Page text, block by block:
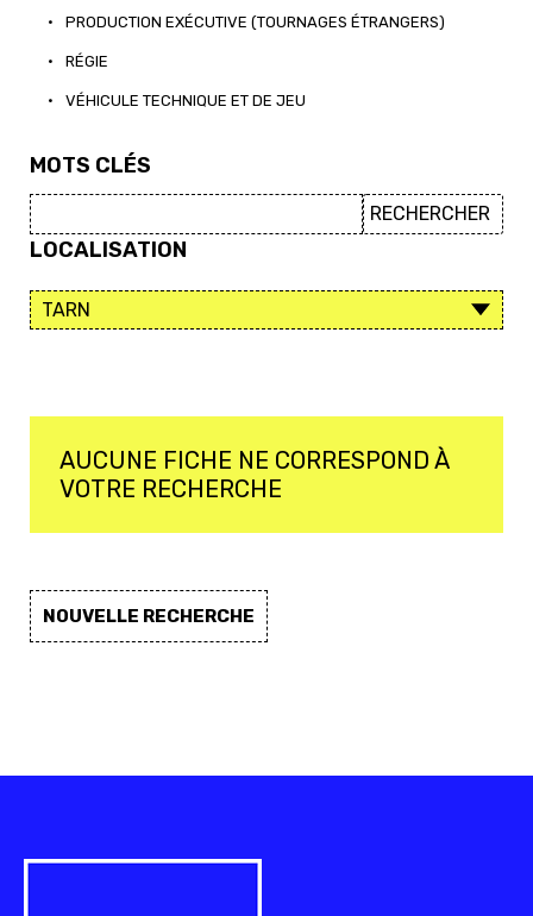
• PRODUCTION EXÉCUTIVE (TOURNAGES ÉTRANGERS)
• RÉGIE
• VÉHICULE TECHNIQUE ET DE JEU
MOTS CLÉS
LOCALISATION
AUCUNE FICHE NE CORRESPOND À
VOTRE RECHERCHE
NOUVELLE RECHERCHE